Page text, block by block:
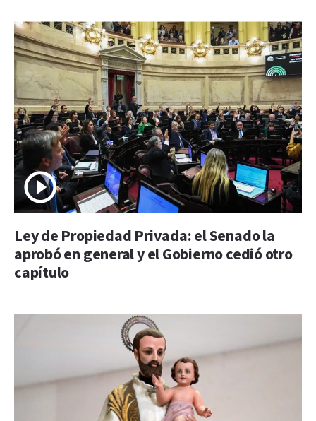
Ley de Propiedad Privada: el Senado la
aprobó en general y el Gobierno cedió otro
capítulo